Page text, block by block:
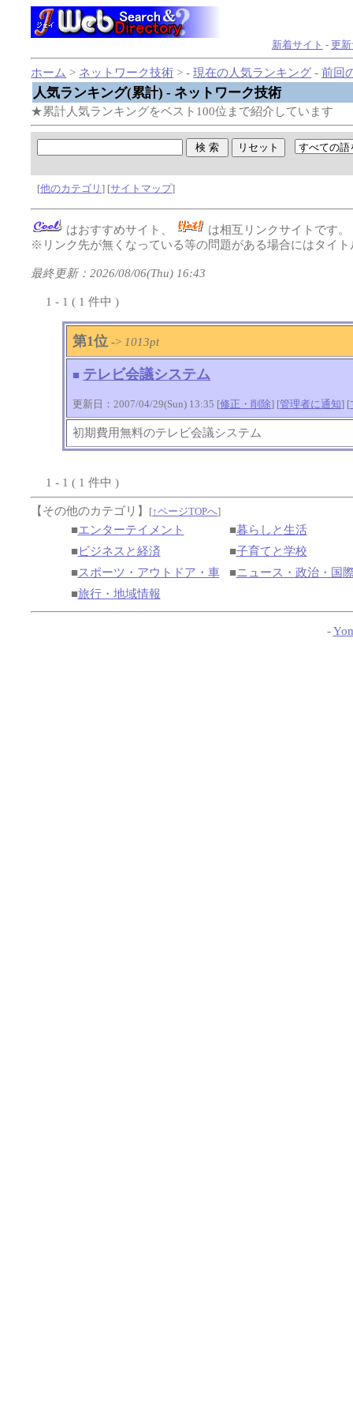
新着サイト - 更
ホーム > ネットワーク技術 > -現在の人気ランキング -前回
人気ランキング(累計) - ネットワーク技術
★累計人気ランキングをベスト100位まで紹介しています
[他のカテゴリ] [サイトマップ]
はおすすめサイト、
は相互リンクサイトです。
※リンク先が無くなっている等の問題がある場合にはタイト
最終更新：2026/08/06(Thu) 16:43
1 - 1 ( 1 件中 )
第1位 -> 1013pt
■ テレビ会議システム
更新日：2007/04/29(Sun) 13:35 [修正・削除] [管理者に通知] [
初期費用無料のテレビ会議システム
1 - 1 ( 1 件中 )
【その他のカテゴリ】 [↑ページTOPへ]
■エンターテイメント ■暮らしと生活
■ ビジネスと経済 ■子育てと学校
■スポーツ・アウトドア・車 ■ニュース・政治・国
■旅行・地域情報
-